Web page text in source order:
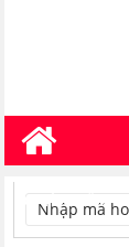
TÌM KIẾM